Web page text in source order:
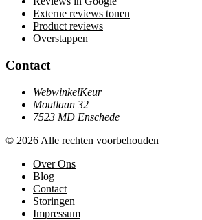
Externe reviews tonen
Product reviews
Overstappen
Contact
WebwinkelKeur
Moutlaan 32
7523 MD Enschede
© 2026 Alle rechten voorbehouden
Over Ons
Blog
Contact
Storingen
Impressum